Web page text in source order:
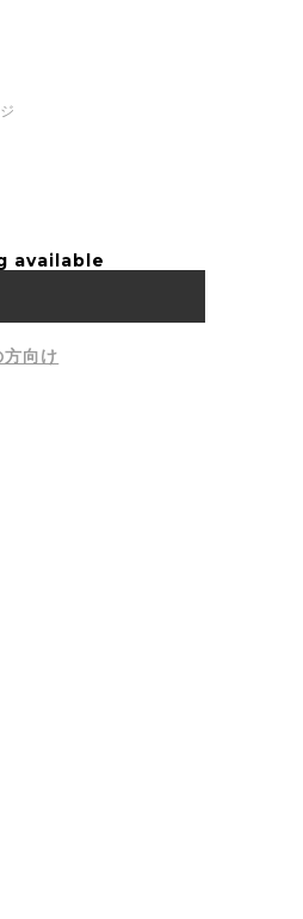
available
方向け